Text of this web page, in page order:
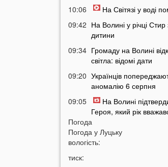
10:06
На Світязі у воді
09:42 На Волині у річці
дитини
09:34 Громаду на Волині
світла: відомі дати
09:20 Українців
аномалію 6 серпня
09:05
На Волині
Героя, який рік
безвісти
05 СЕРПНЯ
21:32
Погода
Погода у Луцьку
вологість:
тиск: